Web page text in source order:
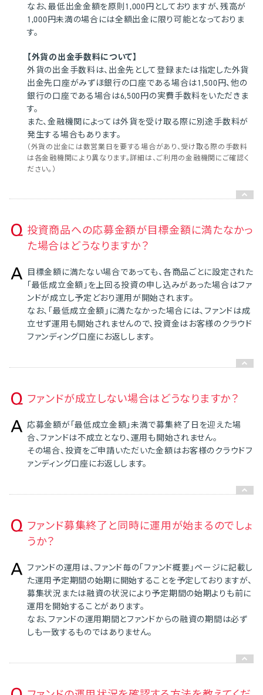
なお、最低出金金額を原則1,000円としておりますが、残高が
1,000円未満の場合には全額出金に限り可能となっておりま
す。
【外貨の出金手数料について】
外貨の出金手数料は、出金先として登録または指定した外貨
出金先口座がみずほ銀行の口座である場合は1,500円、他の
銀行の口座である場合は6,500円の実費手数料をいただきま
す。
また、金融機関によっては外貨を受け取る際に別途手数料が
発生する場合もあります。
（外貨の出金には数営業日を要する場合があり、受け取る際の手数料
は各金融機関により異なります。詳細は、ご利用の金融機関にご確認く
ださい。）
投資商品への応募金額が目標金額に満たなかっ
た場合はどうなりますか？
目標金額に満たない場合であっても、各商品ごとに設定された
「最低成立金額」を上回る投資の申し込みがあった場合はファ
ンドが成立し予定どおり運用が開始されます。
なお、「最低成立金額」に満たなかった場合には、ファンドは成
立せず運用も開始されませんので、投資金はお客様のクラウド
ファンディング口座にお返しします。
ファンドが成立しない場合はどうなりますか？
応募金額が「最低成立金額」未満で募集終了日を迎えた場
合、ファンドは不成立となり、運用も開始されません。
その場合、投資をご申請いただいた金額はお客様のクラウドフ
ァンディング口座にお返しします。
ファンド募集終了と同時に運用が始まるのでしょ
うか？
ファンドの運用は、ファンド毎の「ファンド概要」ページに記載し
た運用予定期間の始期に開始することを予定しておりますが、
募集状況または融資の状況により予定期間の始期よりも前に
運用を開始することがあります。
なお、ファンドの運用期間とファンドからの融資の期間は必ず
しも一致するものではありません。